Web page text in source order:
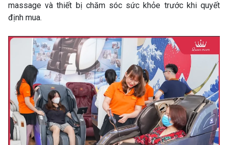
massage và thiết bị chăm sóc sức khỏe trước khi quyết
định mua.